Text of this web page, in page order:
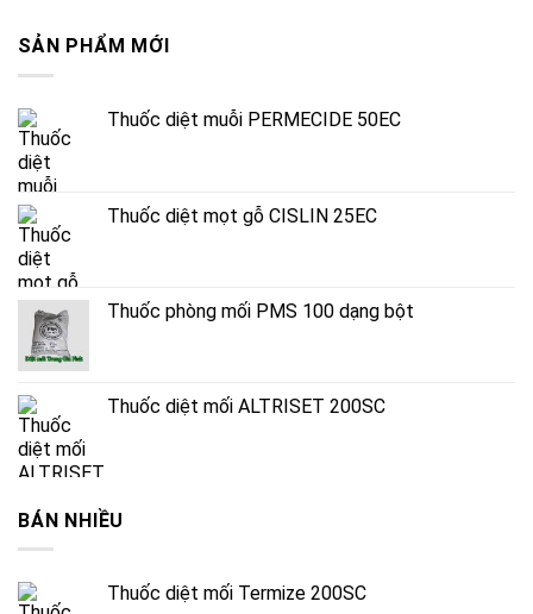
SẢN PHẨM MỚI
Thuốc diệt muỗi PERMECIDE 50EC
Thuốc diệt mọt gỗ CISLIN 25EC
Thuốc phòng mối PMS 100 dạng bột
Thuốc diệt mối ALTRISET 200SC
BÁN NHIỀU
Thuốc diệt mối Termize 200SC